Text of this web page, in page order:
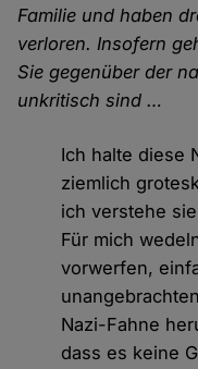
Familie und haben
verloren. Insofern
Sie gegenüber der
unkritisch sind …
Ich halte diese
ziemlich
ich verstehe
Für mich
vorwerfen,
Nazi-Fahne
dass es keine